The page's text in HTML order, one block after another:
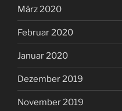
März 2020
Februar 2020
Januar 2020
Dezember 2019
November 2019